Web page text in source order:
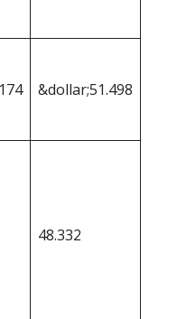
&dollar;51.498
48.332